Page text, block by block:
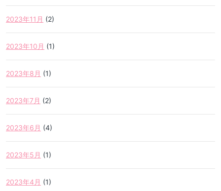
2023年11月 (2)
2023年10月 (1)
2023年8月 (1)
2023年7月 (2)
2023年6月 (4)
2023年5月 (1)
2023年4月 (1)